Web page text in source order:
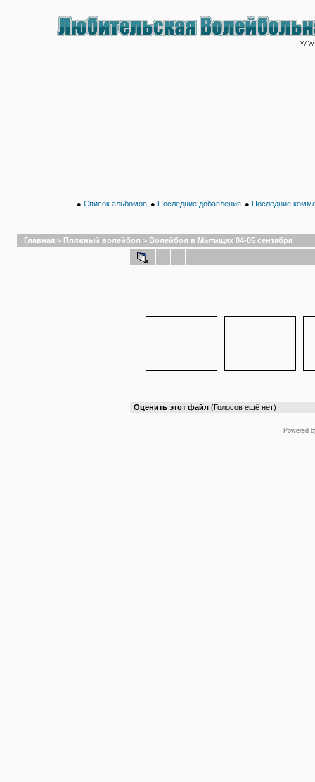
● Список альбомов ● Последние добавления ● Последние
Главная > Пляжный волейбол > Волейбол в Мытищах 04-05 сентября
Оценить этот файл (Голосов ещё нет)
Powered